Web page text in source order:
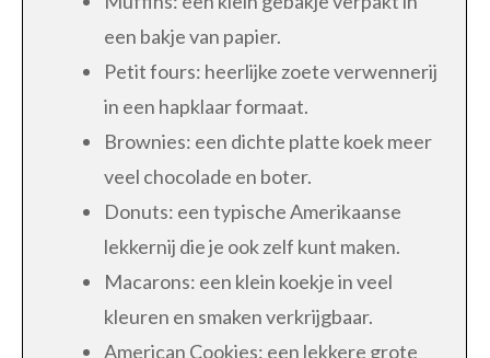
een bakje van papier.
Petit fours: heerlijke zoete verwennerij
in een hapklaar formaat.
Brownies: een dichte platte koek meer
veel chocolade en boter.
Donuts: een typische Amerikaanse
lekkernij die je ook zelf kunt maken.
Macarons: een klein koekje in veel
kleuren en smaken verkrijgbaar.
American Cookies: een lekkere grote